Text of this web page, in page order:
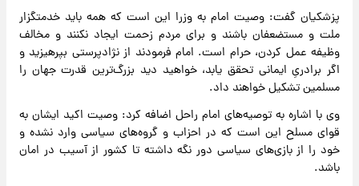
پزشکیان گفت: وصیت امام به وزرا این است که همه باید خدمتگزار
ملت و مستضعفان باشند و برای مردم زحمت ایجاد نکنند و مخالف
وظیفه عمل کردن، حرام است. امام فرمودند از نژادپرستی بپرهیزید و
اگر برادریِ ایمانی تحقق یابد، خواهید دید بزرگ‌ترین قدرت جهان را
مسلمین تشکیل خواهند داد.
وی با اشاره به توصیه‌های امام راحل اضافه کرد: وصیت اکید ایشان به
قوای مسلح این است که در احزاب و گروه‌های سیاسی وارد نشده و
خود را از بازی‌های سیاسی دور نگه داشته تا کشور از آسیب در امان
باشد.